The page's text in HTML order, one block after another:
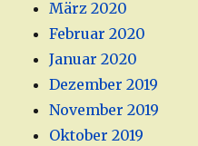
März 2020
Februar 2020
Januar 2020
Dezember 2019
November 2019
Oktober 2019